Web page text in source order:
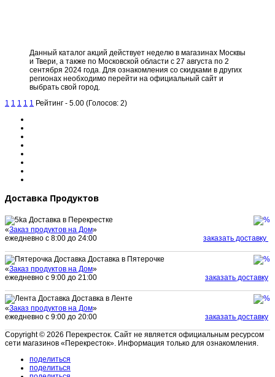
Данный каталог акций действует неделю в магазинах Москвы
и Твери, а также по Московской области с 27 августа по 2
сентября 2024 года. Для ознакомления со скидками в других
регионах необходимо перейти на официальный сайт и
выбрать свой город.
1 1 1 1 1 Рейтинг - 5.00 (Голосов: 2)
Доставка Продуктов
Доставка в Перекрестке
«Заказ продуктов на Дом»
ежедневно с 8:00 до 24:00
заказать доставку
Доставка в Пятерочке
«Заказ продуктов на Дом»
ежедневно с 9:00 до 21:00
заказать доставку
Доставка в Ленте
«Заказ продуктов на Дом»
ежедневно с 9:00 до 20:00
заказать доставку
Copyright © 2026 Перекресток. Сайт не является официальным ресурсом
сети магазинов «Перекресток». Информация только для ознакомления.
поделиться
поделиться